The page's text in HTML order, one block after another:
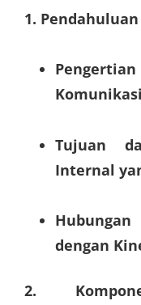
1. Pendahuluan
Tujuan
Internal
dengan
2.